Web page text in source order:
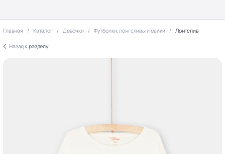
Главная Каталог Девочки Футболки, лонгсливы и майки Лонгслив
Назад к разделу